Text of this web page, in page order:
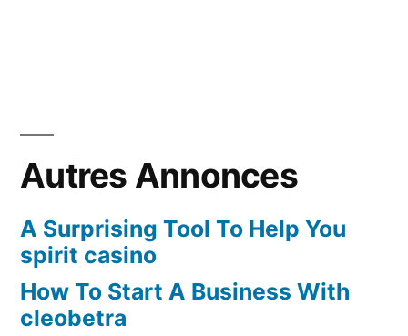
Autres Annonces
A Surprising Tool To Help You
spirit casino
How To Start A Business With
cleobetra